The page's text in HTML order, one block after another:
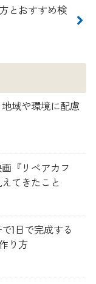
とおすすめ検
域や環境に配慮
『リペアカフ
てきたこと
1日で完成する
り方